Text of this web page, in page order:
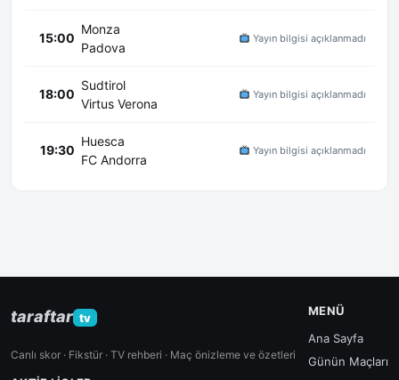
15:00
Monza
Padova
Yayın bilgisi açıklanmadı
18:00
Sudtirol
Virtus Verona
Yayın bilgisi açıklanmadı
19:30
Huesca
FC Andorra
Yayın bilgisi açıklanmadı
taraftar tv
Canlı skor · Fikstür · TV rehberi · Maç önizleme ve özetleri
MENÜ
Ana Sayfa
Günün Maçları